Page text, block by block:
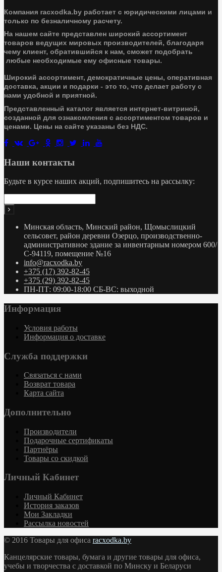
Компания racxodka.by работает с юридическими лицами и
только по безналичному расчету.
На нашем сайте представлен широкий ассортимент
товаров ведущих мировых производителей, благодаря
чему клиент, обратившийся к нам, сможет подобрать
любые необходимые ему офисные товары.
Широкий ассортимент, демократичные цены, оперативная
доставка, акции и подарки - это то, что делает работу с
нами удобной и приятной.
Представленный каталог является интернет-витриной,
созданной для ознакомления с ассортиментом товаров и
ценами. Цены на сайте указаны без НДС.
Наши контакты
Будьте в курсе наших акций, подпишитесь на рассылку:
Минская область, Минский район, Щомыслицкий
сельсовет, район деревни Озерцо, производственно-
административное здание за инвентарным номером 600/
С-94119, помещение №16
info@racxodka.by
+375 (17) 392-82-45
+375 (29) 392-82-45
ПН-ПТ: 09:00-18:00 СБ-ВС: выходной
Информация
Условия работы
Информация о доставке
Служба поддержки
Связаться с нами
Возврат товара
Карта сайта
Дополнительно
Производители
Подарочные сертификаты
Партнёры
Товары со скидкой
Личный Кабинет
Личный Кабинет
История заказов
Мои Закладки
Рассылка новостей
© 2016 Товары для офиса racxodka.by
Канцелярские товары, бумага и другие товары для офиса,
учебы и творчества с доставкой по Минску и Беларуси